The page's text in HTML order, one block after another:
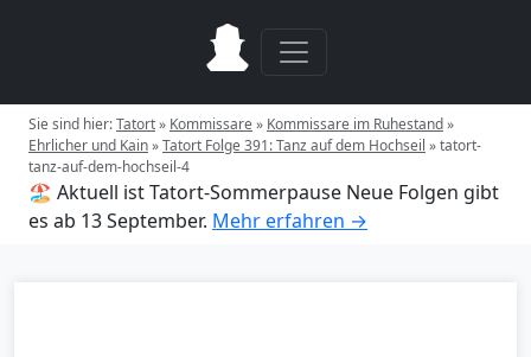
Sie sind hier:Tatort» Kommissare» Kommissare im Ruhestand»
Ehrlicher und Kain»Tatort Folge 391: Tanz auf dem Hochseil »tatort-
tanz-auf-dem-hochseil-4
🏖️ Aktuell ist Tatort-Sommerpause Neue Folgen gibt
es ab 13 September. Mehr erfahren →